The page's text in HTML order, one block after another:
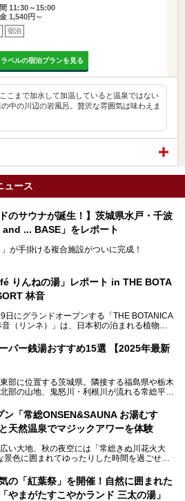
11:30～15:00
1,540円～
宿泊
ベルの宿泊プランを見る
こまで加水して加温していると温泉ではない
中の川辺の岩風呂。贅沢な雰囲気は味わえま
ュース
ドのサウナが誕生！】茨城県水戸・千波
... BASE」をレポート
」が手掛ける複合施設がついに完成！
千波公園に2026年4月23日（木）待望のオー
す。
オープンに先駆けプレス向けに行われた体験
きました！
りんねの湯」レポート in THE BOTA
林音
日にグランドオープンする「THE BOTANICA
音（リンネ）」は、日本初の泊まれる植物
す。その中でも注目されているのが「おふろ
」。内覧会に参加して、ひと足お先に体験
パー銭湯おすすめ15選 【2025年最新
部に位置する茨城県。隣接する福島県や栃木
部の山地、鬼怒川・利根川が流れる常総平野
鹿島など数々の漁港が並ぶ東部の太平洋岸
もさまざまな景色を見られるのが魅力です。
でもおすすめのスーパー銭湯をご紹介しま
ン「常総ONSEN&SAUNA お湯むす
天然温泉でマジックアワーを体験
い大地、秋の夜空には「常総きぬ川花火大
色に囲まれてゆったりした時間を過ごせる
ONSEN&SAUNA お湯むすび」がオープンし
の「紅葉祭」を開催！自然に囲まれた
やまがたすこやかランド 三太の湯」